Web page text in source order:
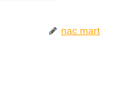
nac mart